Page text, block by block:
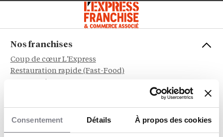
Consentement Détails À propos des cookies
Nos franchises
Coup de cœur L'Express
Restauration rapide (Fast-Food)
Alimentation